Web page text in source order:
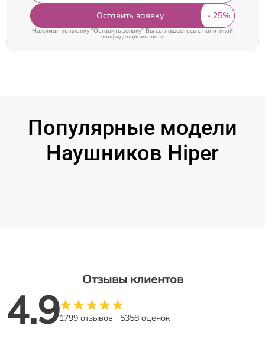
Оставить заявку
Нажимая на кнопку "Оставить заявку" Вы соглашаетесь cполитикой
конфиденциальности
Популярные модели
Наушников Hiper
Отзывы клиентов
4.91799 отзывов 5358 оценок